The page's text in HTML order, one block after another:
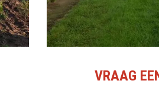
VRAAG